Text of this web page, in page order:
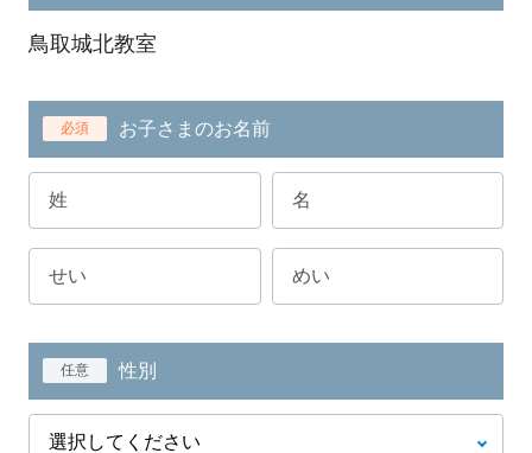
鳥取城北教室
必須 お子さまのお名前
任意 性別